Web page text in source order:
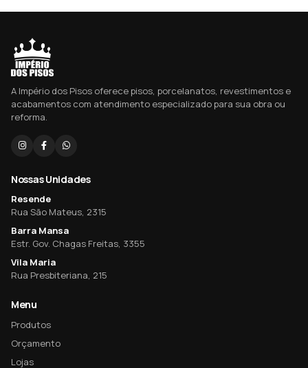
A Império dos Pisos oferece pisos, porcelanatos, revestimentos e
acabamentos com atendimento especializado para sua obra ou
reforma.
Nossas Unidades
Resende
Rua São Mateus, 2315
Barra Mansa
Estr. Gov. Chagas Freitas, 3355
Vila Maria
Rua Presbiteriana, 215
Menu
Produtos
Orçamento
Lojas